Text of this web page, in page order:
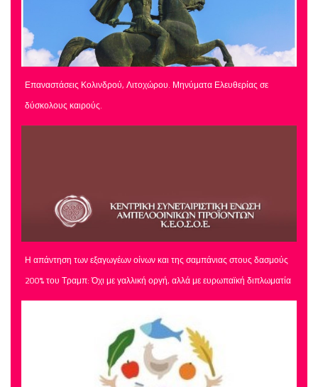
Επαναστάσεις Κολινδρού, Λιτοχώρου. Μηνύματα Ελευθερίας σε
δύσκολους καιρούς.
Η απάντηση των εξαγωγέων οίνων και της σαμπάνιας στους δασμούς
200% του Τραμπ: Όχι με γαλλική οργή, αλλά με ευρωπαϊκή διπλωματία